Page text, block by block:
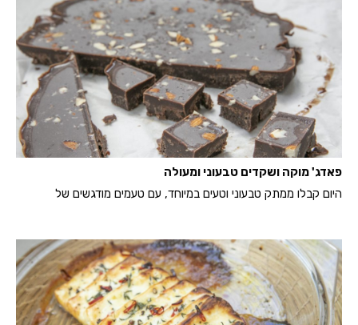
פאדג' מוקה ושקדים טבעוני ומעולה
היום קבלו ממתק טבעוני וטעים במיוחד, עם טעמים מודגשים של